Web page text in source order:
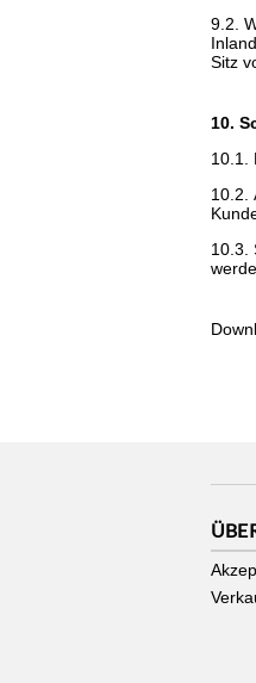
9.2.
Sitz
10.
10.1.
10.2.
10.3.